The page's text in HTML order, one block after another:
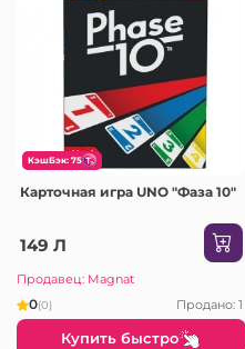
КэшБэк: 75
Карточная игра UNO "Фаза 10"
149 Л
Продавец: Magnat
0(0) Продано: 1
Купить быстро